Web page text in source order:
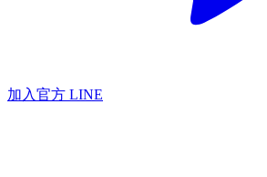
加入官方 LINE